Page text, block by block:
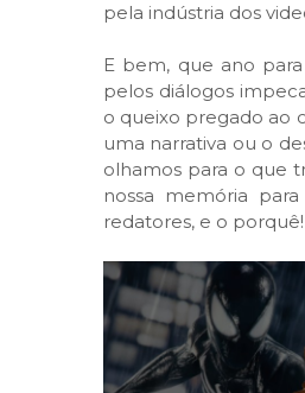
pela indústria dos
E bem, que ano
pelos diálogos
o queixo pregado ao
uma narrativa ou o
olhamos para o que
nossa memória
redatores, e o porquê!